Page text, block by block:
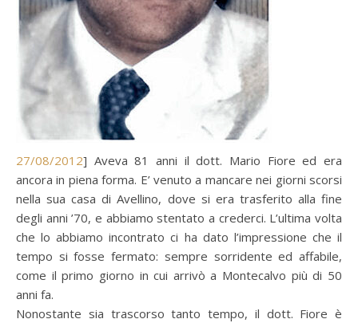
27/08/2012] Aveva 81 anni il dott. Mario Fiore ed era
ancora in piena forma. E’ venuto a mancare nei giorni scorsi
nella sua casa di Avellino, dove si era trasferito alla fine
degli anni ’70, e abbiamo stentato a crederci. L’ultima volta
che lo abbiamo incontrato ci ha dato l’impressione che il
tempo si fosse fermato: sempre sorridente ed affabile,
come il primo giorno in cui arrivò a Montecalvo più di 50
anni fa.
Nonostante sia trascorso tanto tempo, il dott. Fiore è